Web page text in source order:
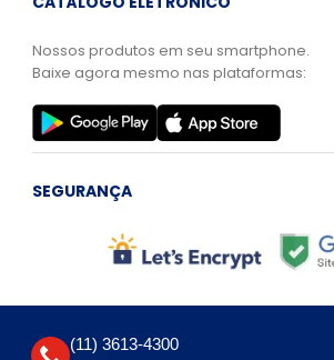
Nossos produtos em seu smartphone.
Baixe agora mesmo nas plataformas:
SEGURANÇA
(11) 3613-4300